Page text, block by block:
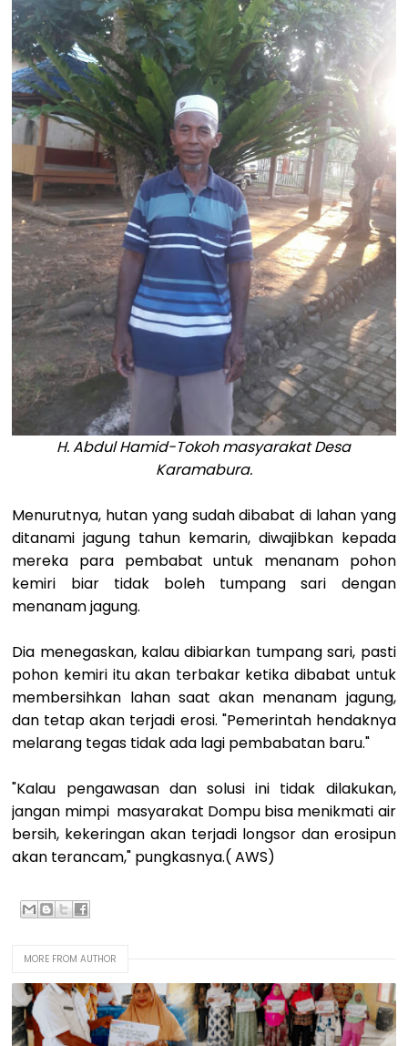
H. Abdul Hamid-Tokoh masyarakat Desa
Karamabura.
Menurutnya, hutan yang sudah dibabat di lahan yang
ditanami jagung tahun kemarin, diwajibkan kepada
mereka para pembabat untuk menanam pohon
kemiri biar tidak boleh tumpang sari dengan
menanam jagung.
Dia menegaskan, kalau dibiarkan tumpang sari, pasti
pohon kemiri itu akan terbakar ketika dibabat untuk
membersihkan lahan saat akan menanam jagung,
dan tetap akan terjadi erosi. "Pemerintah hendaknya
melarang tegas tidak ada lagi pembabatan baru."
"Kalau pengawasan dan solusi ini tidak dilakukan,
jangan mimpi masyarakat Dompu bisa menikmati air
bersih, kekeringan akan terjadi longsor dan erosipun
akan terancam," pungkasnya.( AWS)
MORE FROM AUTHOR